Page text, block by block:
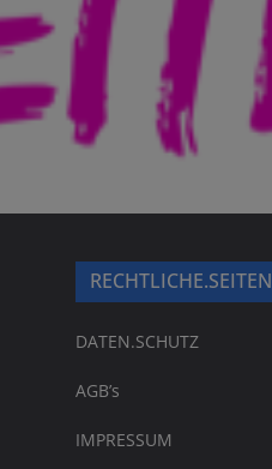
RECHTLICHE.SEITEN
DATEN.SCHUTZ
AGB’s
IMPRESSUM